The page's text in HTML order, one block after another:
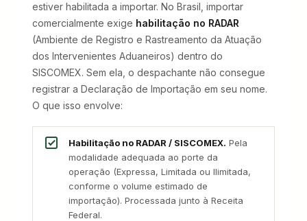
estiver habilitada a importar. No Brasil, importar
comercialmente exige habilitação no RADAR
(Ambiente de Registro e Rastreamento da Atuação
dos Intervenientes Aduaneiros) dentro do
SISCOMEX. Sem ela, o despachante não consegue
registrar a Declaração de Importação em seu nome.
O que isso envolve:
Habilitação no RADAR / SISCOMEX. Pela
modalidade adequada ao porte da
operação (Expressa, Limitada ou Ilimitada,
conforme o volume estimado de
importação). Processada junto à Receita
Federal.